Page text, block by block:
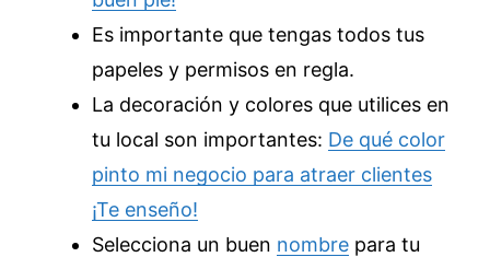
Es importante que tengas todos tus
papeles y permisos en regla.
La decoración y colores que utilices en
tu local son importantes: De qué color
pinto mi negocio para atraer clientes
¡Te enseño!
Selecciona un buen nombre para tu